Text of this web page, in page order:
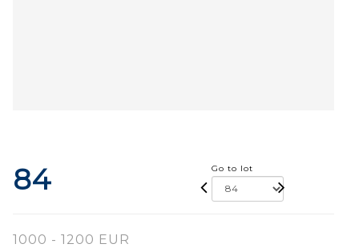
84 Go to lot
1000 - 1200 EUR